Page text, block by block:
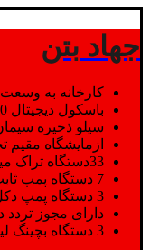
جهاد بتن
کارخانه به وسعت 20000 متر مربع
باسکول دیجیتال 60 تنی استاندارد
سیلو ذخیره سیمان به
ازمایشگاه مقیم
33دستگاه تراک میکسر
7 دستگاه پمپ ثابت
3 دستگاه پمپ دکل 36-42-52 متری
دارای مجوز تردد
3 دستگاه بچینگ لیپهر(2دستگاه 1متری و 1 دستگاه 1/2 متری با توان تولید 150 متر مکعب در ساعت)